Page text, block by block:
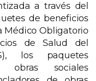
a través del
de beneficios
Médico Obligatorio
de Salud del
los paquetes
obras sociales